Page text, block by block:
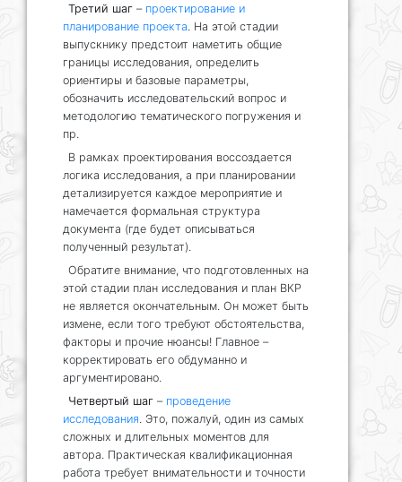
Третий шаг – проектирование и
планирование проекта . На этой стадии
выпускнику предстоит наметить общие
границы исследования, определить
ориентиры и базовые параметры,
обозначить исследовательский вопрос и
методологию тематического погружения и
пр.
В рамках проектирования воссоздается
логика исследования, а при планировании
детализируется каждое мероприятие и
намечается формальная структура
документа (где будет описываться
полученный результат).
Обратите внимание, что подготовленных на
этой стадии план исследования и план ВКР
не является окончательным. Он может быть
измене, если того требуют обстоятельства,
факторы и прочие нюансы! Главное –
корректировать его обдуманно и
аргументировано.
Четвертый шаг – проведение
исследования . Это, пожалуй, один из самых
сложных и длительных моментов для
автора. Практическая квалификационная
работа требует внимательности и точности